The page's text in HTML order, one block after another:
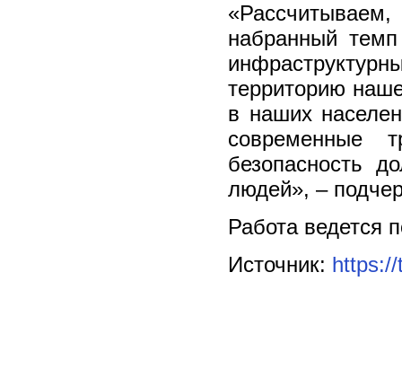
набранный
территорию
в наших
современные
безопасность
людей», –
Работа ведется
Источник: